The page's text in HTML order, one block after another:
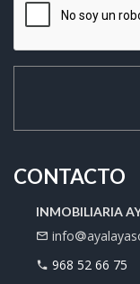
CONTACTO
INMOBILIARIA
info
968 52 66 75